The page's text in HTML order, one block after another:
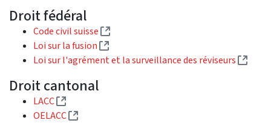
Droit fédéral
Code civil suisse
(Lien externe)
Loi sur la fusion
(Lien externe)
Loi sur l'agrément et la surveillance des réviseurs
(Lien
Droit cantonal
LACC
(Lien externe)
OELACC
(Lien externe)